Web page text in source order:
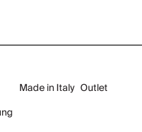
Made in Italy Outlet